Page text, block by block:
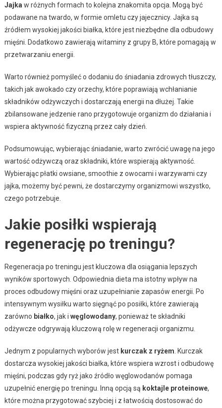
Jajka w różnych formach to kolejna znakomita opcja. Mogą być
podawane na twardo, w formie omletu czy jajecznicy. Jajka są
źródłem wysokiej jakości białka, które jest niezbędne dla odbudowy
mięśni. Dodatkowo zawierają witaminy z grupy B, które pomagają w
przetwarzaniu energii.
Warto również pomyśleć o dodaniu do śniadania zdrowych tłuszczy,
takich jak awokado czy orzechy, które poprawiają wchłanianie
składników odżywczych i dostarczają energii na dłużej. Takie
zbilansowane jedzenie rano przygotowuje organizm do działania i
wspiera aktywność fizyczną przez cały dzień.
Podsumowując, wybierając śniadanie, warto zwrócić uwagę na jego
wartość odżywczą oraz składniki, które wspierają aktywność.
Wybierając płatki owsiane, smoothie z owocami i warzywami czy
jajka, możemy być pewni, że dostarczymy organizmowi wszystko,
czego potrzebuje.
Jakie posiłki wspierają
regenerację po treningu?
Regeneracja po treningu jest kluczowa dla osiągania lepszych
wyników sportowych. Odpowiednia dieta ma istotny wpływ na
proces odbudowy mięśni oraz uzupełnianie zapasów energii. Po
intensywnym wysiłku warto sięgnąć po posiłki, które zawierają
zarówno białko, jak i węglowodany, ponieważ te składniki
odżywcze odgrywają kluczową rolę w regeneracji organizmu.
Jednym z popularnych wyborów jest kurczak z ryżem . Kurczak
dostarcza wysokiej jakości białka, które wspiera wzrost i odbudowę
mięśni, podczas gdy ryż jako źródło węglowodanów pomaga
uzupełnić energię po treningu. Inną opcją są koktajle proteinowe,
które można przygotować szybciej i z łatwością dostosować do